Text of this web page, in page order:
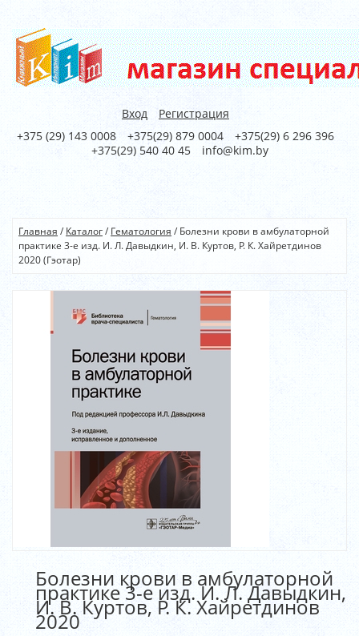
Вход
Регистрация
+375 (29) 143 0008
+375(29) 879 0004
+375(29) 6 296 396
+375(29) 540 40 45
info@kim.by
Главная /Каталог/Гематология / Болезни крови в амбулаторной
практике 3-е изд. И. Л. Давыдкин, И. В. Куртов, Р. К. Хайретдинов
2020 (Гэотар)
Болезни крови в амбулаторной
практике 3-е изд. И. Л. Давыдкин,
И. В. Куртов, Р. К. Хайретдинов
2020